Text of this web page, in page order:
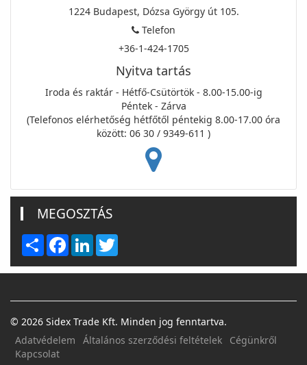
1224 Budapest, Dózsa György út 105.
Telefon
+36-1-424-1705
Nyitva tartás
Iroda és raktár - Hétfő-Csütörtök - 8.00-15.00-ig
Péntek - Zárva
(Telefonos elérhetőség hétfőtől péntekig 8.00-17.00 óra
között: 06 30 / 9349-611 )
MEGOSZTÁS
Share FacebookLinkedIn
© 2026 Sidex Trade Kft. Minden jog fenntartva.
Adatvédelem
Általános szerződési feltételek
Cégünkről
Kapcsolat